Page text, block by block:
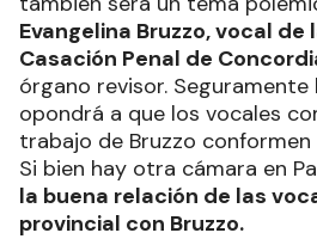
Evangelina Bruzzo, vocal de
Casación Penal de
órgano revisor. Seguramente
opondrá a que los vocales
trabajo de Bruzzo
Si bien hay otra cámara en
la buena relación de las
provincial con Bruzzo.